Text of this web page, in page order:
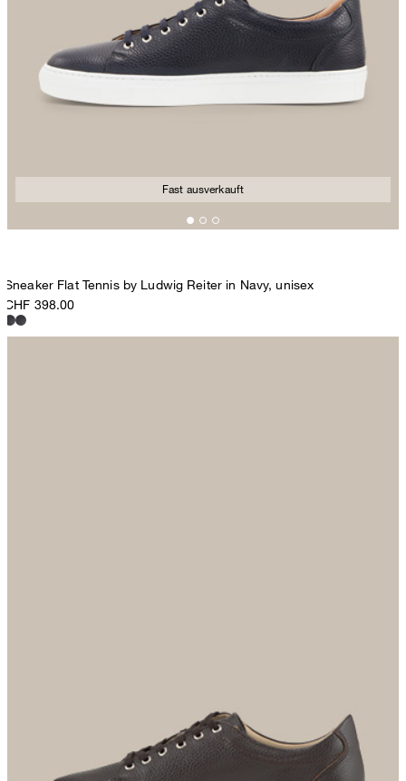
Fast ausverkauft
Sneaker Flat Tennis by Ludwig Reiter in Navy, unisex
CHF 398.00